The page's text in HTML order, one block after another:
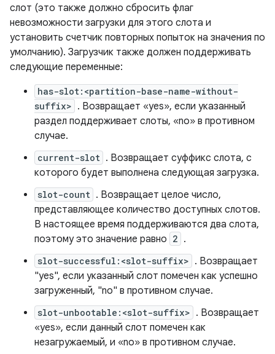
слот (это также должно сбросить флаг
невозможности загрузки для этого слота и
установить счетчик повторных попыток на значения по
умолчанию). Загрузчик также должен поддерживать
следующие переменные:
has-slot:<partition-base-name-without-
suffix> . Возвращает «yes», если указанный
раздел поддерживает слоты, «no» в противном
случае.
current-slot . Возвращает суффикс слота, с
которого будет выполнена следующая загрузка.
slot-count . Возвращает целое число,
представляющее количество доступных слотов.
В настоящее время поддерживаются два слота,
поэтому это значение равно 2 .
slot-successful:<slot-suffix> . Возвращает
"yes", если указанный слот помечен как успешно
загруженный, "no" в противном случае.
slot-unbootable:<slot-suffix> . Возвращает
«yes», если данный слот помечен как
незагружаемый, и «no» в противном случае.